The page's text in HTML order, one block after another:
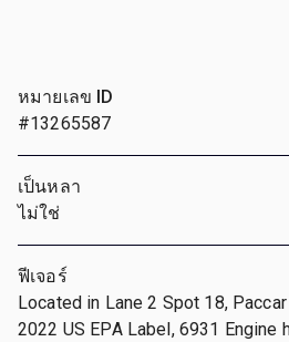
หมายเลข ID
#13265587
เป็นหลา
ไม่ใช่
ฟีเจอร์
Located in Lane 2 Spot 18,
2022 US EPA Label, 6931 Engine